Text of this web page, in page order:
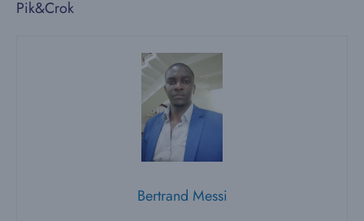
Pik&Crok
Bertrand Messi